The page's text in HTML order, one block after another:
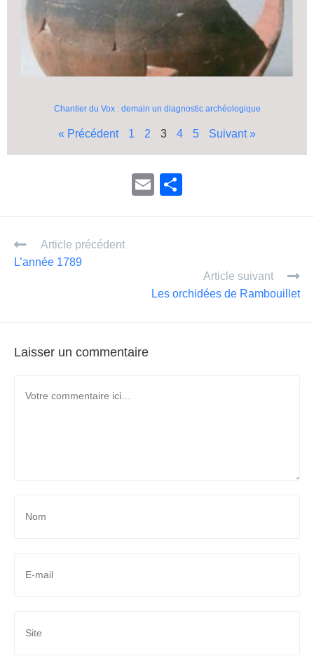
Chantier du Vox : demain un diagnostic archéologique
« Précédent 1 2 3 4 5 Suivant »
E
er
Article précédent
L’année 1789
Article suivant
Les orchidées de Rambouillet
Laisser un commentaire